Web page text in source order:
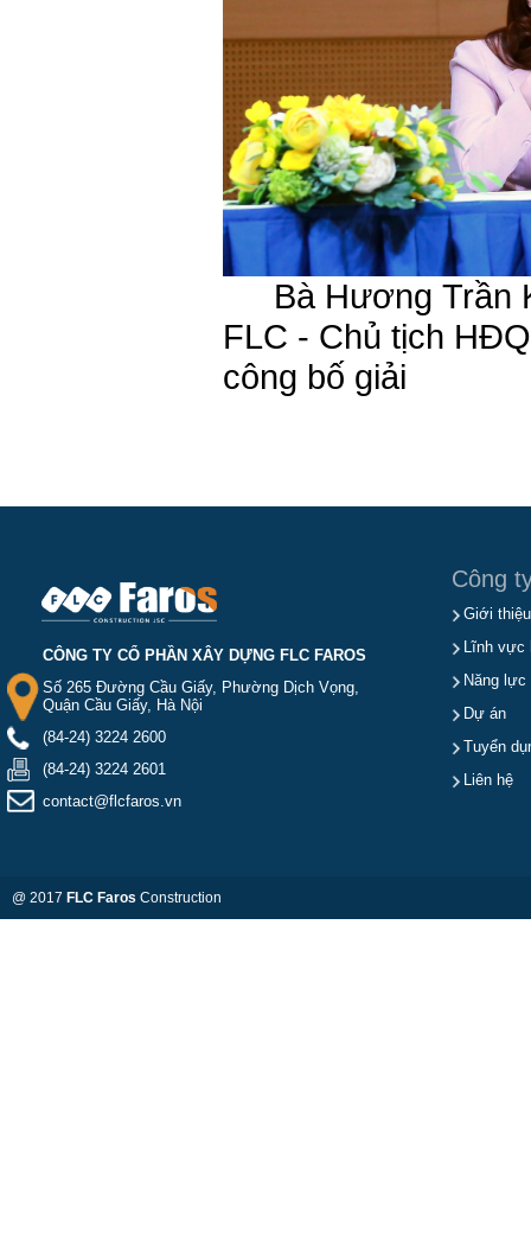
Bà Hương Trần
FLC - Chủ tịch
công bố giải
CÔNG TY CỔ PHẦN XÂY DỰNG FLC FAROS
Số 265 Đường Cầu Giấy, Phường Dịch Vọng,
Quận Cầu Giấy, Hà Nội
(84-24) 3224 2600
(84-24) 3224 2601
contact@flcfaros.vn
Công
Giới thiệu
Lĩnh vực
Năng lực
Dự án
Tuyển
Liên hệ
@ 2017 FLC Faros Construction